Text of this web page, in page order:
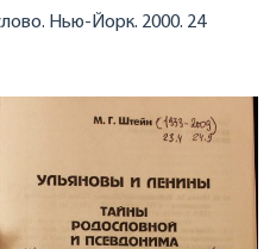
Нью-Йорк. 2000. 24